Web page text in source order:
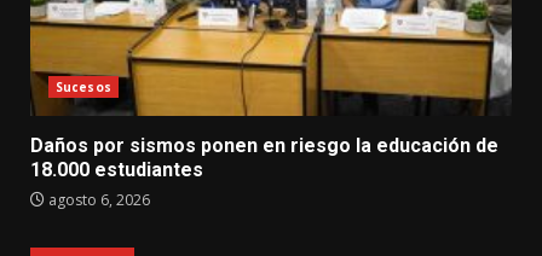
Sucesos
Daños por sismos ponen en riesgo la educación de
18.000 estudiantes
agosto 6, 2026